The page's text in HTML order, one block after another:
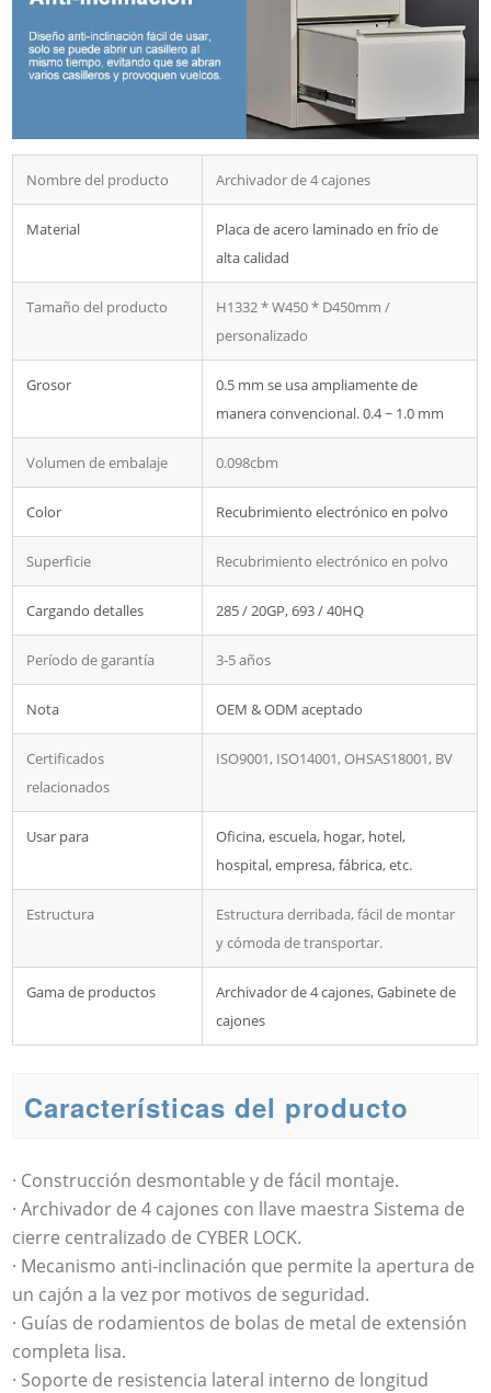
Nombre del producto Archivador de 4 cajones
Material
Placa de acero laminado en frío de
alta calidad
Tamaño del producto
H1332 * W450 * D450mm /
personalizado
Grosor
0.5 mm se usa ampliamente de
manera convencional. 0.4 ~ 1.0 mm
Volumen de embalaje 0.098cbm
Color Recubrimiento electrónico en polvo
Superficie Recubrimiento electrónico en polvo
Cargando detalles 285 / 20GP, 693 / 40HQ
Período de garantía 3-5 años
Nota OEM & ODM aceptado
Certificados
relacionados
ISO9001, ISO14001, OHSAS18001, BV
Usar para
Oficina, escuela, hogar, hotel,
hospital, empresa, fábrica, etc.
Estructura
Estructura derribada, fácil de montar
y cómoda de transportar.
Gama de productos
Archivador de 4 cajones, Gabinete de
cajones
Características del producto
· Construcción desmontable y de fácil montaje.
· Archivador de 4 cajones con llave maestra Sistema de
cierre centralizado de CYBER LOCK.
· Mecanismo anti-inclinación que permite la apertura de
un cajón a la vez por motivos de seguridad.
· Guías de rodamientos de bolas de metal de extensión
completa lisa.
· Soporte de resistencia lateral interno de longitud